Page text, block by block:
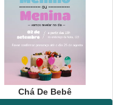
Chá De Bebê